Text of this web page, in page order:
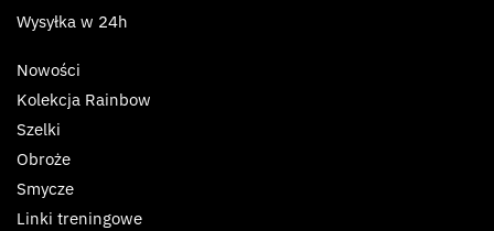
Wysyłka w 24h
Nowości
Kolekcja Rainbow
Szelki
Obroże
Smycze
Linki treningowe